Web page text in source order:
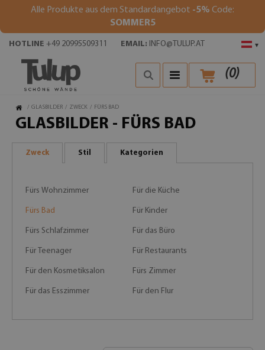
Alle Produkte aus dem Standardangebot -5% Code:
SOMMER5
▾
HOTLINE +49 20995509311 EMAIL: INFO@TULUP.AT
(0)
/ GLASBILDER / ZWECK / FÜRS BAD
GLASBILDER - FÜRS BAD
Zweck Stil Kategorien
Fürs Wohnzimmer Für die Küche
Fürs Bad Für Kinder
Fürs Schlafzimmer Für das Büro
Für Teenager Für Restaurants
Für den Kosmetiksalon Fürs Zimmer
Für das Esszimmer Für den Flur